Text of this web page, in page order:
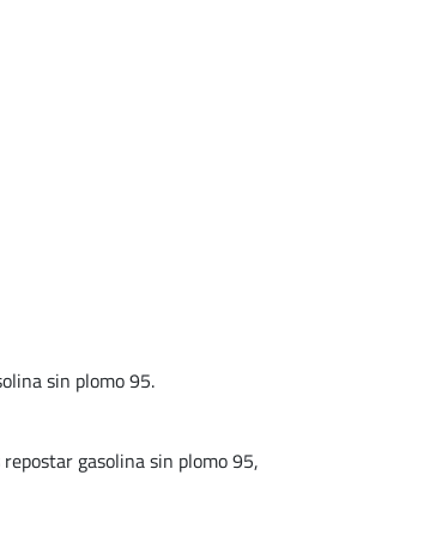
sin plomo 95.
repostar gasolina sin plomo 95,